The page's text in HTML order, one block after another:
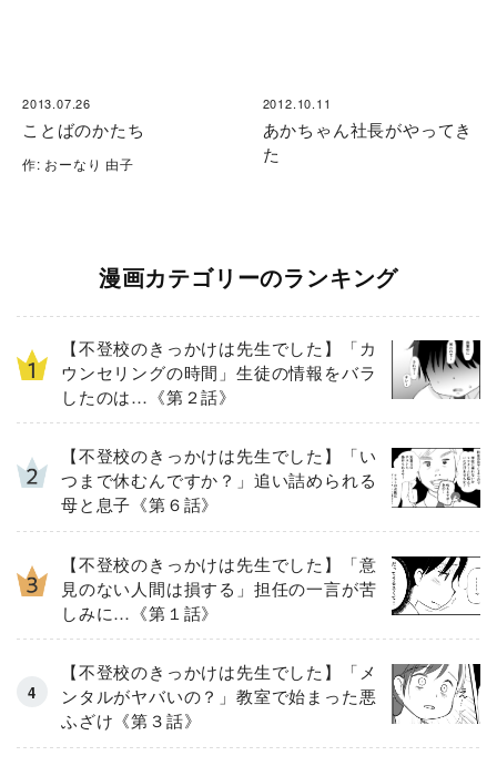
2013.07.26
ことばのかたち
作: おーなり 由子
2012.10.11
あかちゃん社長がやってき
た
漫画カテゴリーのランキング
【不登校のきっかけは先生でした】「カ
ウンセリングの時間」生徒の情報をバラ
したのは…《第２話》
【不登校のきっかけは先生でした】「い
つまで休むんですか？」追い詰められる
母と息子《第６話》
【不登校のきっかけは先生でした】「意
見のない人間は損する」担任の一言が苦
しみに…《第１話》
【不登校のきっかけは先生でした】「メ
ンタルがヤバいの？」教室で始まった悪
ふざけ《第３話》